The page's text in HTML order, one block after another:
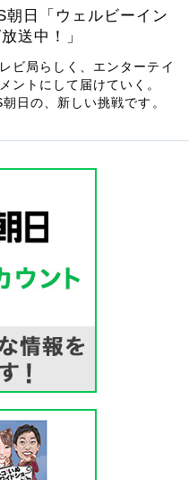
朝日「ウェルビーイン
送中！」
ビ局らしく、エンターテイ
ントにして届けていく。
朝日の、新しい挑戦です。